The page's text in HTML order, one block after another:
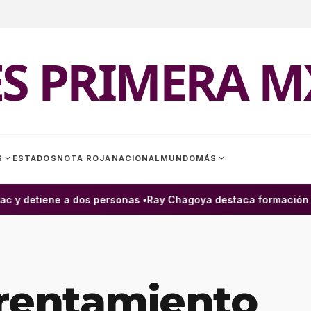
PRIMERA
expand_more ESTADOS NOTA ROJA NACIONAL MUNDOMÁS expand_more
detiene a dos personas •Ray Chagoya destaca formación